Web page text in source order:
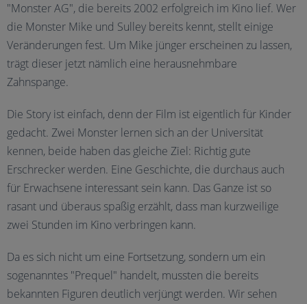
"Monster AG", die bereits 2002 erfolgreich im Kino lief. Wer
die Monster Mike und Sulley bereits kennt, stellt einige
Veränderungen fest. Um Mike jünger erscheinen zu lassen,
trägt dieser jetzt nämlich eine herausnehmbare
Zahnspange.
Die Story ist einfach, denn der Film ist eigentlich für Kinder
gedacht. Zwei Monster lernen sich an der Universität
kennen, beide haben das gleiche Ziel: Richtig gute
Erschrecker werden. Eine Geschichte, die durchaus auch
für Erwachsene interessant sein kann. Das Ganze ist so
rasant und überaus spaßig erzählt, dass man kurzweilige
zwei Stunden im Kino verbringen kann.
Da es sich nicht um eine Fortsetzung, sondern um ein
sogenanntes "Prequel" handelt, mussten die bereits
bekannten Figuren deutlich verjüngt werden. Wir sehen